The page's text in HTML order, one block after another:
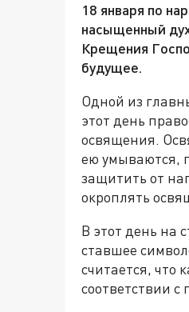
18 января по
насыщенный
Крещения
будущее.
Одной из
этот день
освящения.
ею умываются,
защитить от
окроплять
В этот день на
ставшее
считается, что
соответствии